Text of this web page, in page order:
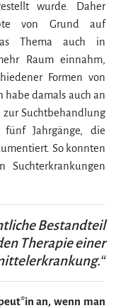
wurde. Daher
von Grund auf
Thema auch in
Raum einnahm,
Formen von
habe damals auch an
zur Suchtbehandlung
Jahrgänge, die
So konnten
Bestandteil
Therapie einer
an, wenn man